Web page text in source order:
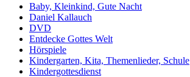
Baby, Kleinkind, Gute Nacht
Daniel Kallauch
DVD
Entdecke Gottes Welt
Hörspiele
Kindergarten, Kita, Themenlieder, Schule
Kindergottesdienst